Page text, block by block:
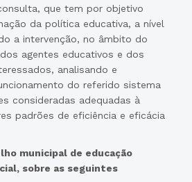
que tem por objetivo
da política educativa, a nível
a intervenção, no âmbito do
agentes educativos e dos
analisando e
do referido sistema
consideradas adequadas à
padrões de eficiência e eficácia
municipal de educação
sobre as seguintes